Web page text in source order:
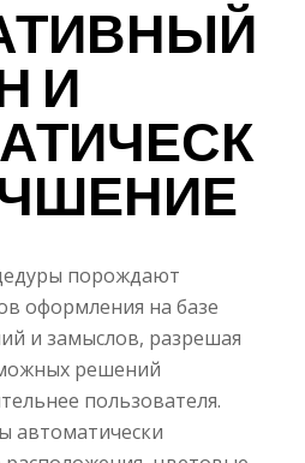
И
порождают
оформления на базе
и замыслов, разрешая
решений
пользователя.
автоматически